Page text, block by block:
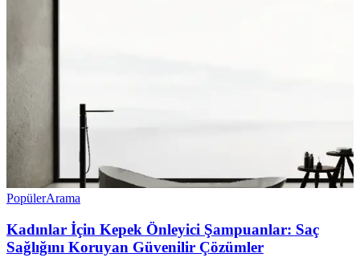
PopülerArama
Kadınlar İçin Kepek Önleyici Şampuanlar: Saç
Sağlığını Koruyan Güvenilir Çözümler